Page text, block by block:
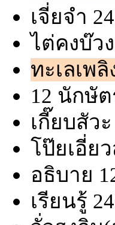
เจี่ยจำ
ไต่คงบ๊ว
ทะเลเพ
12 นักษั
เกี๊ยบสัว
โป๊ยเอี่ย
อธิบาย
เรียนรู้